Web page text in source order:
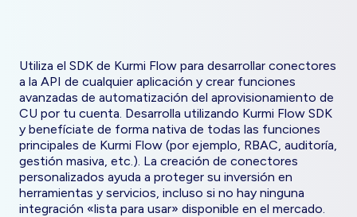
Utiliza el SDK de Kurmi Flow para desarrollar conectores
a la API de cualquier aplicación y crear funciones
avanzadas de automatización del aprovisionamiento de
CU por tu cuenta. Desarrolla utilizando Kurmi Flow SDK
y benefíciate de forma nativa de todas las funciones
principales de Kurmi Flow (por ejemplo, RBAC, auditoría,
gestión masiva, etc.). La creación de conectores
personalizados ayuda a proteger su inversión en
herramientas y servicios, incluso si no hay ninguna
integración «lista para usar» disponible en el mercado.